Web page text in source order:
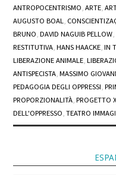
CHI
BLOG
CONTATTI
ANTROPOCENTRISMO,ARTE,
AUGUSTO BOAL,
BRUNO,DAVID NAGUIB PELLOW,
RESTITUTIVA,HANS HAACKE,IN
LIBERAZIONE ANIMALE,
ANTISPECISTA,MASSIMO
PEDAGOGIA DEGLI OPPRESSI,
PROPORZIONALITÀ,PROGETTO X
DELL'OPPRESSO,TEATRO